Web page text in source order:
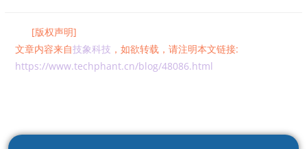
[版权声明]
文章内容来自技象科技 ，如欲转载，请注明本文链接:
https://www.techphant.cn/blog/48086.html